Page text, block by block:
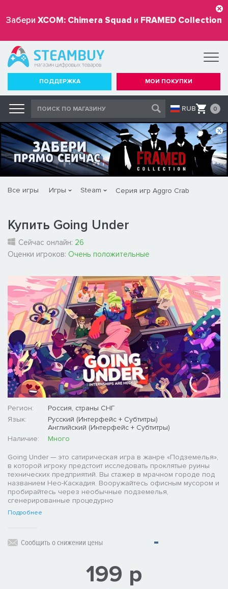
Забери XCOM: Chimera Squad и FRAMED Collection
бесплатно
ПОДДЕРЖКА МОИ ПОКУПКИ
RUB 0
Все игры Игры Steam Серия игр Aggro Crab
Купить Going Under
Сейчас онлайн: 26
Оценки игроков: Очень положительные
Регион:
Россия, страны СНГ
Язык:
Русский (Интерфейс + Субтитры)
Английский (Интерфейс + Субтитры)
Наличие:
Много
Going Under — это сатирическая игра в жанре «Подземелья»,
в которой игроку предстоит исследовать проклятые руины
технических предприятий. Вы стажер в мрачном городе под
названием Нео-Каскадия. Вооружайтесь офисным мусором и
пробирайтесь через необычные подземелья,
сгенерированные процедурно
Подробнее
Сообщить о снижении цены
199 р